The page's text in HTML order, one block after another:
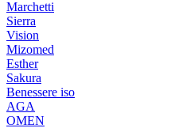
Marchetti
Sierra
Vision
Mizomed
Esther
Sakura
Benessere iso
AGA
OMEN